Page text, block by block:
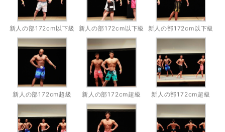
新人の部172cm以下級 新人の部172cm以下級 新人の部172cm以下級
新人の部172cm超級 新人の部172cm超級 新人の部172cm超級